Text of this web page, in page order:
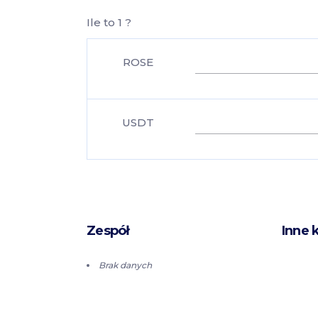
Ile to 1 ?
ROSE
USDT
Zespół
Brak danych
Inne